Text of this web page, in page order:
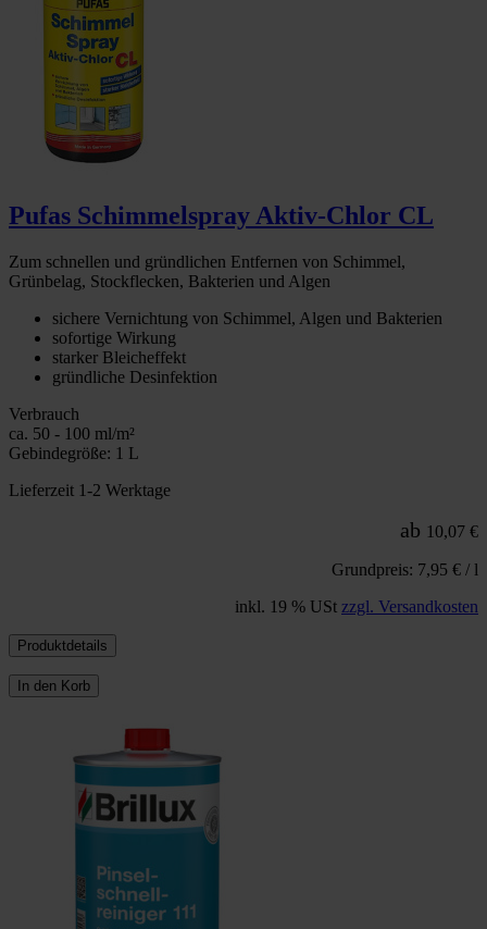
Pufas Schimmelspray Aktiv-Chlor CL
Zum schnellen und gründlichen Entfernen von Schimmel,
Grünbelag, Stockflecken, Bakterien und Algen
sichere Vernichtung von Schimmel, Algen und Bakterien
sofortige Wirkung
starker Bleicheffekt
gründliche Desinfektion
Verbrauch
ca. 50 - 100 ml/m²
Gebindegröße: 1 L
Lieferzeit 1-2 Werktage
ab 10,07 €
Grundpreis: 7,95 € / l
inkl. 19 % USt zzgl. Versandkosten
Produktdetails
In den Korb